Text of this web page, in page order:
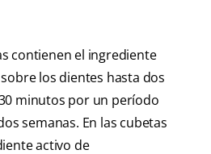
contienen el ingrediente
los dientes hasta dos
minutos por un período
semanas. En las cubetas
activo de